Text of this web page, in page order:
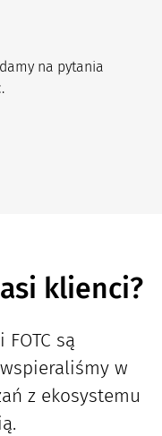
na pytania
klienci?
są
w
z ekosystemu